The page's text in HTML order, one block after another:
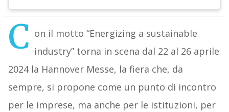
C on il motto “Energizing a sustainable
industry” torna in scena dal 22 al 26 aprile
2024 la Hannover Messe, la fiera che, da
sempre, si propone come un punto di incontro
per le imprese, ma anche per le istituzioni, per